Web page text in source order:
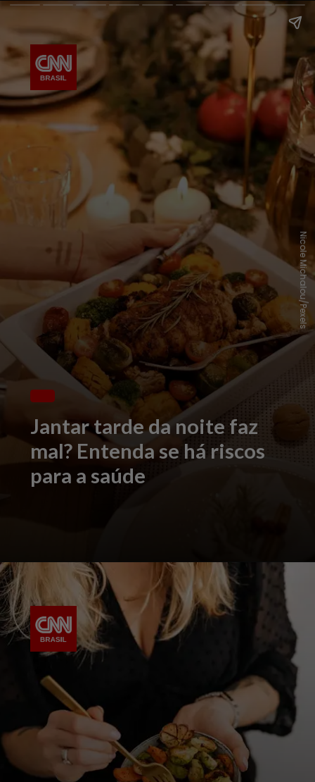
Jantar tarde da noite faz
mal? Entenda se há riscos
para a saúde
Nicole Michalou/Pexels